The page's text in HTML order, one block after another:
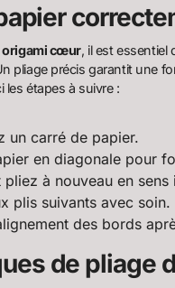
origami cœur, il est essentiel
pliage précis garantit une
les étapes à suivre :
un carré de papier.
en diagonale pour
pliez à nouveau en sens
plis suivants avec soin.
des bords
de pliage